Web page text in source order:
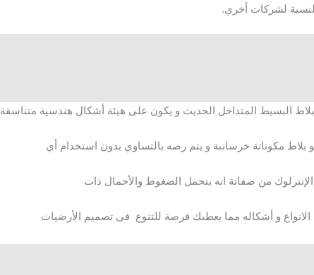
لشركات أخري.
البسيط المتداخل الحديث و يكون على هيئة أشكال هندسية متناسقة
بلاط مكوناتة خرسانىة و يتم رصه بالتساوي بدون استخدام أي
من صفاتة انه يتحمل الضغوط والأحمال ذات
الانواع و أشكاله مما يعطىك فرصة للتنوع فى تصميم الأرضيات